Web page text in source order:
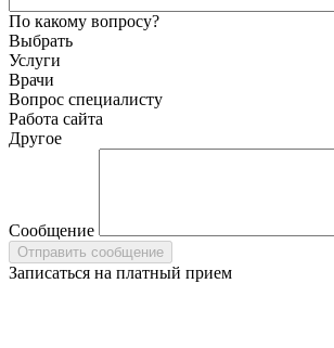
По какому вопросу?
Выбрать
Услуги
Врачи
Вопрос специалисту
Работа сайта
Другое
Сообщение
Записаться на платный прием